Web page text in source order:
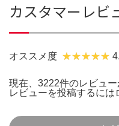
カスタマーレビ
オススメ度
現在、3222件のレビュー
レビューを投稿するには